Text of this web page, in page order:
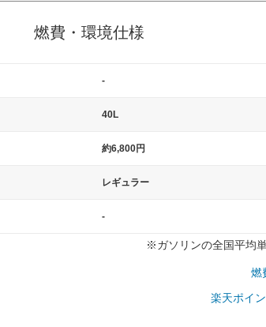
る事が多いようです。
燃費・環境仕様
-
40L
約6,800円
レギュラー
-
※ガソリンの全国平均
燃
楽天ポイ